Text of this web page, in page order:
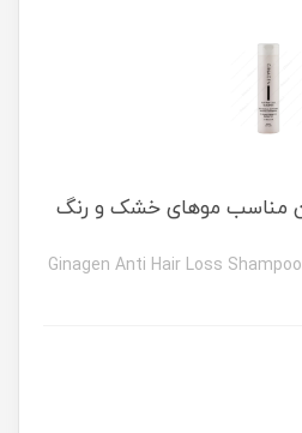
مناسب موهای خشک و رنگ
Ginagen Anti Hair Loss